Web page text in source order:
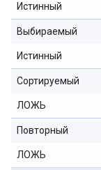
Истинный
Выбираемый
Истинный
Сортируемый
ЛОЖЬ
Повторный
ЛОЖЬ